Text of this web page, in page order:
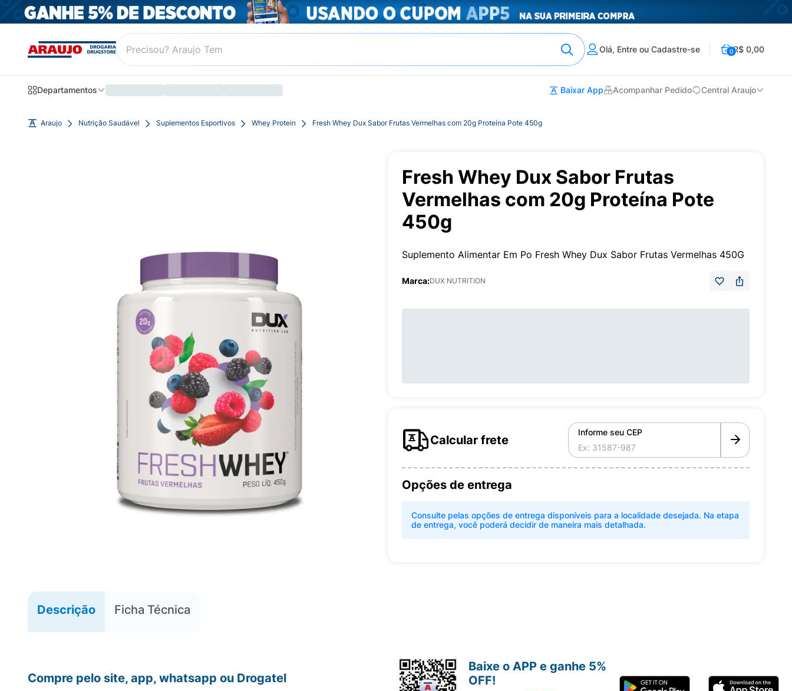
Olá, Entre ou Cadastre-se 0R$ 0,00
Departamentos Baixar App Acompanhar Pedido Central Araujo
Araujo Nutrição Saudável Suplementos Esportivos Whey Protein Fresh Whey Dux Sabor Frutas Vermelhas com 20g Proteína Pote 450g
Fresh Whey Dux Sabor Frutas
Vermelhas com 20g Proteína Pote
450g
Suplemento Alimentar Em Po Fresh Whey Dux Sabor Frutas Vermelhas 450G
Marca:DUX NUTRITION
Calcular frete
Informe seu CEP
Opções de entrega
Consulte pelas opções de entrega disponíveis para a localidade desejada. Na etapa
de entrega, você poderá decidir de maneira mais detalhada.
Descrição Ficha Técnica
Compre pelo site, app, whatsapp ou Drogatel
Baixe o APP e ganhe 5%
OFF!